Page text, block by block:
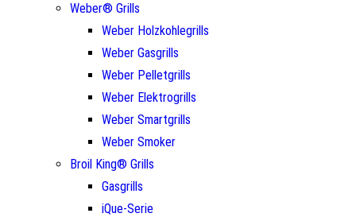
Weber® Grills
Weber Holzkohlegrills
Weber Gasgrills
Weber Pelletgrills
Weber Elektrogrills
Weber Smartgrills
Weber Smoker
Broil King® Grills
Gasgrills
iQue-Serie